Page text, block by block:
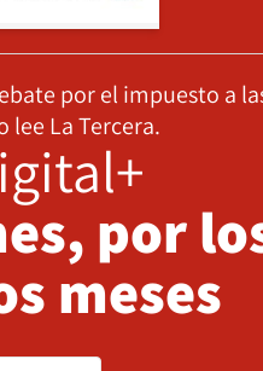
por el impuesto a
lee La Tercera.
por
meses